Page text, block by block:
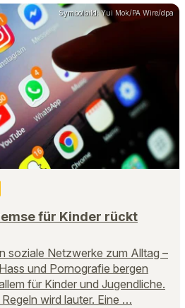
Symbolbild: Yui Mok/PA Wire/dpa
für Kinder rückt
soziale Netzwerke zum Alltag –
und Pornografie bergen
für Kinder und Jugendliche.
wird lauter. Eine …